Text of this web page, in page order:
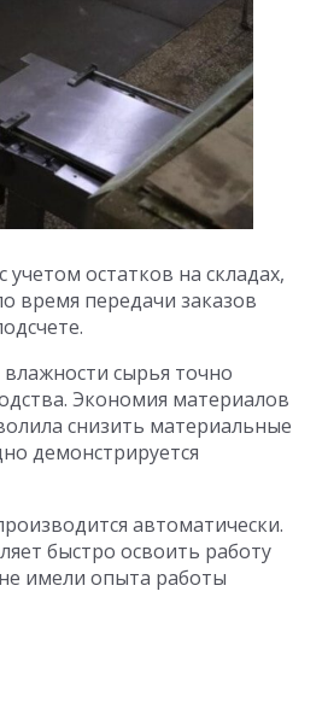
остатков на складах,
время передачи заказов
сырья точно
Экономия материалов
снизить материальные
демонстрируется
автоматически.
быстро освоить работу
имели опыта работы